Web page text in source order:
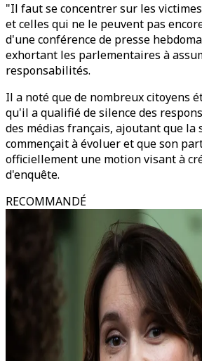
"Il faut se concentrer sur les
et celles qui ne le peuvent pas
d'une conférence de presse
exhortant les parlementaires à
responsabilités.
Il a noté que de nombreux citoyens
qu'il a qualifié de silence des
des médias français, ajoutant que la
commençait à évoluer et que son
officiellement une motion visant à
d'enquête.
RECOMMANDÉ